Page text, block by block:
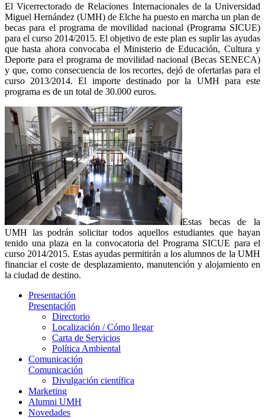
El Vicerrectorado de Relaciones Internacionales de la Universidad
Miguel Hernández (UMH) de Elche ha puesto en marcha un plan de
becas para el programa de movilidad nacional (Programa SICUE)
para el curso 2014/2015. El objetivo de este plan es suplir las ayudas
que hasta ahora convocaba el Ministerio de Educación, Cultura y
Deporte para el programa de movilidad nacional (Becas SENECA)
y que, como consecuencia de los recortes, dejó de ofertarlas para el
curso 2013/2014. El importe destinado por la UMH para este
programa es de un total de 30.000 euros.
Estas becas de la
UMH las podrán solicitar todos aquellos estudiantes que hayan
tenido una plaza en la convocatoria del Programa SICUE para el
curso 2014/2015. Estas ayudas permitirán a los alumnos de la UMH
financiar el coste de desplazamiento, manutención y alojamiento en
la ciudad de destino.
Presentación
Presentación
Directorio
Localización / Cómo llegar
Carta de Servicios
Política Ambiental
Comunicación
Comunicación
Divulgación científica
Marketing
Alumni UMH
Novedades